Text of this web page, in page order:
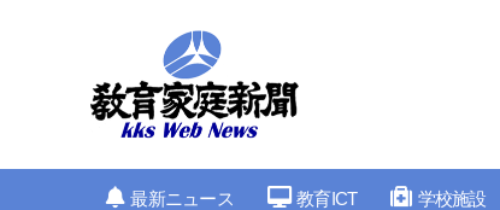
最新ニュース 教育ICT 学校施設